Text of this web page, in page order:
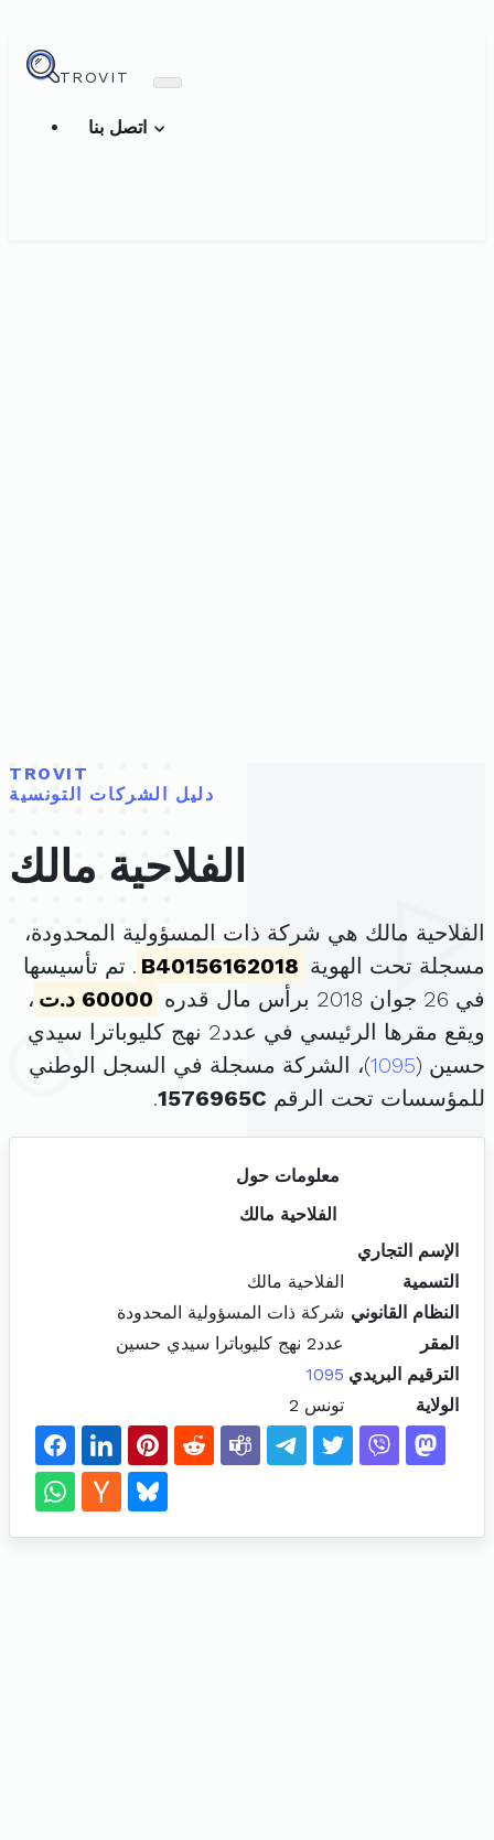
TROVIT
TROVIT
دليل الشركات التونسية
الفلاحية مالك
الفلاحية مالك هي شركة ذات المسؤولية المحدودة،
مسجلة تحت الهوية B40156162018 . تم تأسيسها
في 26 جوان 2018 برأس مال قدره
60000 د.ت
،
ويقع مقرها الرئيسي في عدد2 نهج كليوباترا سيدي
حسين (1095)، الشركة مسجلة في السجل الوطني
للمؤسسات تحت الرقم 1576965C
.
معلومات حول
الفلاحية مالك
الإسم التجاري
التسمية
الفلاحية مالك
النظام القانوني شركة ذات المسؤولية المحدودة
المقر
عدد2 نهج كليوباترا سيدي حسين
الترقيم البريدي 1095
الولاية
تونس 2